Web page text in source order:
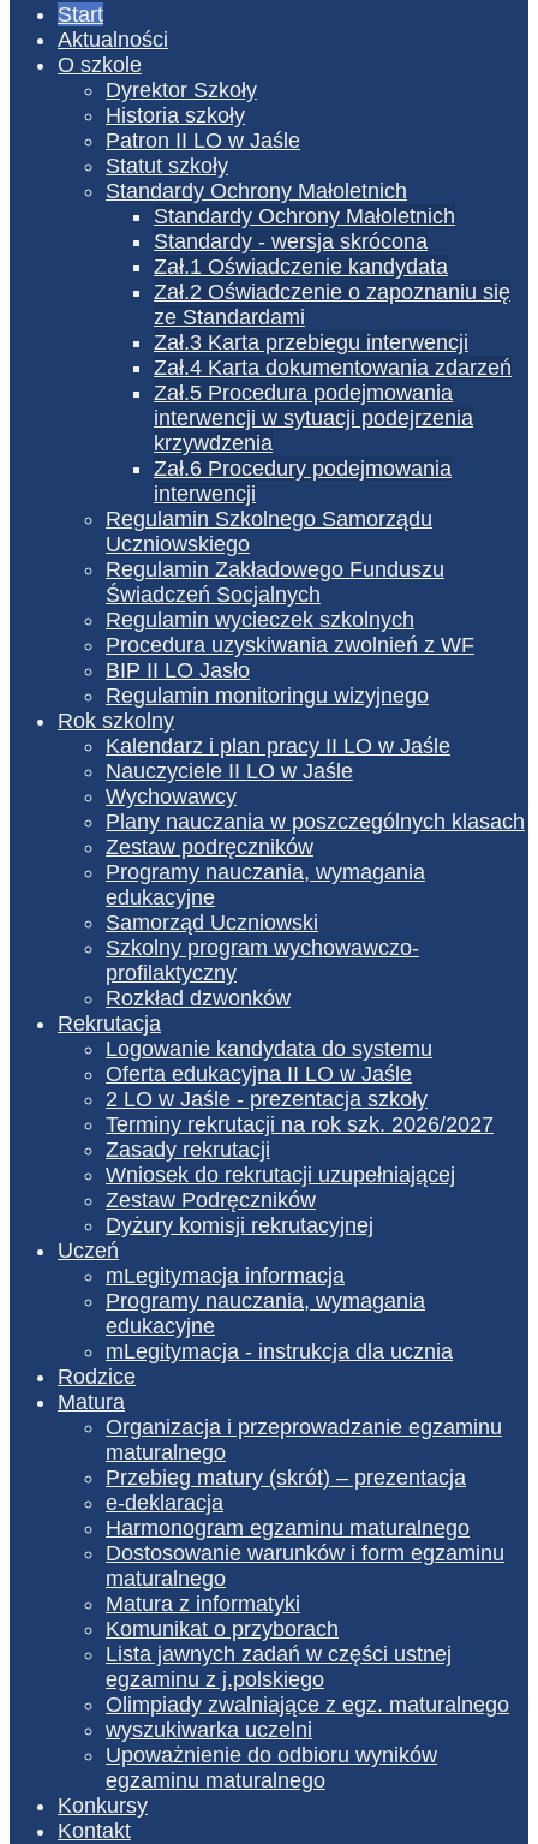
Start
Aktualności
O szkole
Dyrektor Szkoły
Historia szkoły
Patron II LO w Jaśle
Statut szkoły
Standardy Ochrony Małoletnich
Standardy Ochrony Małoletnich
Standardy - wersja skrócona
Zał.1 Oświadczenie kandydata
Zał.2 Oświadczenie o zapoznaniu się
ze Standardami
Zał.3 Karta przebiegu interwencji
Zał.4 Karta dokumentowania zdarzeń
Zał.5 Procedura podejmowania
interwencji w sytuacji podejrzenia
krzywdzenia
Zał.6 Procedury podejmowania
interwencji
Regulamin Szkolnego Samorządu
Uczniowskiego
Regulamin Zakładowego Funduszu
Świadczeń Socjalnych
Regulamin wycieczek szkolnych
Procedura uzyskiwania zwolnień z WF
BIP II LO Jasło
Regulamin monitoringu wizyjnego
Rok szkolny
Kalendarz i plan pracy II LO w Jaśle
Nauczyciele II LO w Jaśle
Wychowawcy
Plany nauczania w poszczególnych klasach
Zestaw podręczników
Programy nauczania, wymagania
edukacyjne
Samorząd Uczniowski
Szkolny program wychowawczo-
profilaktyczny
Rozkład dzwonków
Rekrutacja
Logowanie kandydata do systemu
Oferta edukacyjna II LO w Jaśle
2 LO w Jaśle - prezentacja szkoły
Terminy rekrutacji na rok szk. 2026/2027
Zasady rekrutacji
Wniosek do rekrutacji uzupełniającej
Zestaw Podręczników
Dyżury komisji rekrutacyjnej
Uczeń
mLegitymacja informacja
Programy nauczania, wymagania
edukacyjne
mLegitymacja - instrukcja dla ucznia
Rodzice
Matura
Organizacja i przeprowadzanie egzaminu
maturalnego
Przebieg matury (skrót) – prezentacja
e-deklaracja
Harmonogram egzaminu maturalnego
Dostosowanie warunków i form egzaminu
maturalnego
Matura z informatyki
Komunikat o przyborach
Lista jawnych zadań w części ustnej
egzaminu z j.polskiego
Olimpiady zwalniające z egz. maturalnego
wyszukiwarka uczelni
Upoważnienie do odbioru wyników
egzaminu maturalnego
Konkursy
Kontakt